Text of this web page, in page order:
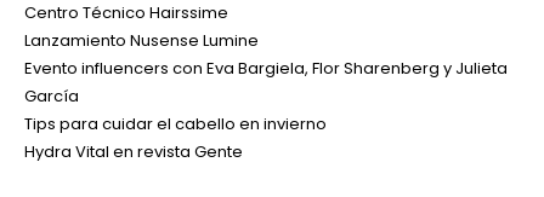
Centro Técnico Hairssime
Lanzamiento Nusense Lumine
Evento influencers con Eva Bargiela, Flor Sharenberg y Julieta
García
Tips para cuidar el cabello en invierno
Hydra Vital en revista Gente